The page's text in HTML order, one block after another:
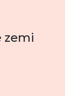
zemi